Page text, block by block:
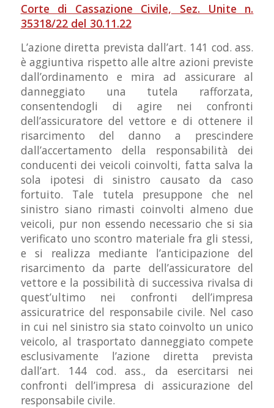
Corte di Cassazione Civile, Sez. Unite n.
35318/22 del 30.11.22
L’azione diretta prevista dall’art. 141 cod. ass.
è aggiuntiva rispetto alle altre azioni previste
dall’ordinamento e mira ad assicurare al
danneggiato una tutela rafforzata,
consentendogli di agire nei confronti
dell’assicuratore del vettore e di ottenere il
risarcimento del danno a prescindere
dall’accertamento della responsabilità dei
conducenti dei veicoli coinvolti, fatta salva la
sola ipotesi di sinistro causato da caso
fortuito. Tale tutela presuppone che nel
sinistro siano rimasti coinvolti almeno due
veicoli, pur non essendo necessario che si sia
verificato uno scontro materiale fra gli stessi,
e si realizza mediante l’anticipazione del
risarcimento da parte dell’assicuratore del
vettore e la possibilità di successiva rivalsa di
quest’ultimo nei confronti dell’impresa
assicuratrice del responsabile civile. Nel caso
in cui nel sinistro sia stato coinvolto un unico
veicolo, al trasportato danneggiato compete
esclusivamente l’azione diretta prevista
dall’art. 144 cod. ass., da esercitarsi nei
confronti dell’impresa di assicurazione del
responsabile civile.